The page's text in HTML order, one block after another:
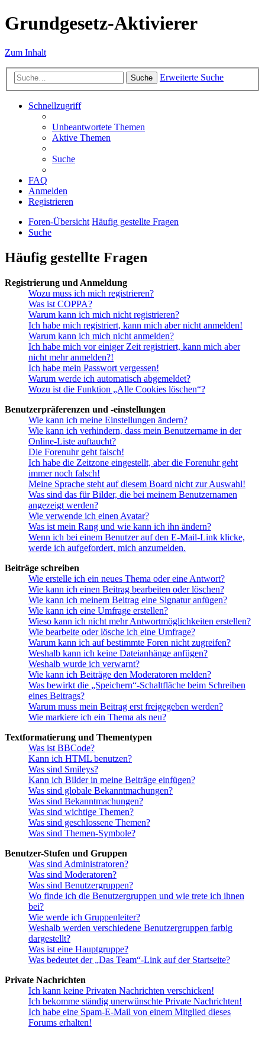
Grundgesetz-Aktivierer
Zum Inhalt
Suche Erweiterte Suche
Schnellzugriff
Unbeantwortete Themen
Aktive Themen
Suche
FAQ
Anmelden
Registrieren
Foren-Übersicht Häufig gestellte Fragen
Suche
Häufig gestellte Fragen
Registrierung und Anmeldung
Wozu muss ich mich registrieren?
Was ist COPPA?
Warum kann ich mich nicht registrieren?
Ich habe mich registriert, kann mich aber nicht anmelden!
Warum kann ich mich nicht anmelden?
Ich habe mich vor einiger Zeit registriert, kann mich aber
nicht mehr anmelden?!
Ich habe mein Passwort vergessen!
Warum werde ich automatisch abgemeldet?
Wozu ist die Funktion „Alle Cookies löschen“?
Benutzerpräferenzen und -einstellungen
Wie kann ich meine Einstellungen ändern?
Wie kann ich verhindern, dass mein Benutzername in der
Online-Liste auftaucht?
Die Forenuhr geht falsch!
Ich habe die Zeitzone eingestellt, aber die Forenuhr geht
immer noch falsch!
Meine Sprache steht auf diesem Board nicht zur Auswahl!
Was sind das für Bilder, die bei meinem Benutzernamen
angezeigt werden?
Wie verwende ich einen Avatar?
Was ist mein Rang und wie kann ich ihn ändern?
Wenn ich bei einem Benutzer auf den E-Mail-Link klicke,
werde ich aufgefordert, mich anzumelden.
Beiträge schreiben
Wie erstelle ich ein neues Thema oder eine Antwort?
Wie kann ich einen Beitrag bearbeiten oder löschen?
Wie kann ich meinem Beitrag eine Signatur anfügen?
Wie kann ich eine Umfrage erstellen?
Wieso kann ich nicht mehr Antwortmöglichkeiten erstellen?
Wie bearbeite oder lösche ich eine Umfrage?
Warum kann ich auf bestimmte Foren nicht zugreifen?
Weshalb kann ich keine Dateianhänge anfügen?
Weshalb wurde ich verwarnt?
Wie kann ich Beiträge den Moderatoren melden?
Was bewirkt die „Speichern“-Schaltfläche beim Schreiben
eines Beitrags?
Warum muss mein Beitrag erst freigegeben werden?
Wie markiere ich ein Thema als neu?
Textformatierung und Thementypen
Was ist BBCode?
Kann ich HTML benutzen?
Was sind Smileys?
Kann ich Bilder in meine Beiträge einfügen?
Was sind globale Bekanntmachungen?
Was sind Bekanntmachungen?
Was sind wichtige Themen?
Was sind geschlossene Themen?
Was sind Themen-Symbole?
Benutzer-Stufen und Gruppen
Was sind Administratoren?
Was sind Moderatoren?
Was sind Benutzergruppen?
Wo finde ich die Benutzergruppen und wie trete ich ihnen
bei?
Wie werde ich Gruppenleiter?
Weshalb werden verschiedene Benutzergruppen farbig
dargestellt?
Was ist eine Hauptgruppe?
Was bedeutet der „Das Team“-Link auf der Startseite?
Private Nachrichten
Ich kann keine Privaten Nachrichten verschicken!
Ich bekomme ständig unerwünschte Private Nachrichten!
Ich habe eine Spam-E-Mail von einem Mitglied dieses
Forums erhalten!